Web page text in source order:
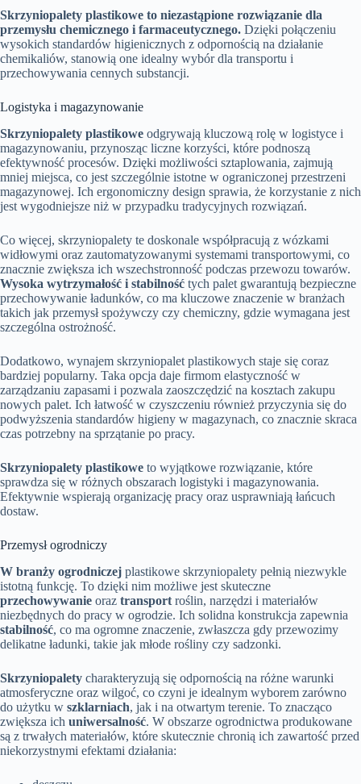
Skrzyniopalety plastikowe to niezastąpione rozwiązanie dla
przemysłu chemicznego i farmaceutycznego. Dzięki połączeniu
wysokich standardów higienicznych z odpornością na działanie
chemikaliów, stanowią one idealny wybór dla transportu i
przechowywania cennych substancji.
Logistyka i magazynowanie
Skrzyniopalety plastikowe odgrywają kluczową rolę w logistyce i
magazynowaniu, przynosząc liczne korzyści, które podnoszą
efektywność procesów. Dzięki możliwości sztaplowania, zajmują
mniej miejsca, co jest szczególnie istotne w ograniczonej przestrzeni
magazynowej. Ich ergonomiczny design sprawia, że korzystanie z nich
jest wygodniejsze niż w przypadku tradycyjnych rozwiązań.
Co więcej, skrzyniopalety te doskonale współpracują z wózkami
widłowymi oraz zautomatyzowanymi systemami transportowymi, co
znacznie zwiększa ich wszechstronność podczas przewozu towarów.
Wysoka wytrzymałość i stabilność tych palet gwarantują bezpieczne
przechowywanie ładunków, co ma kluczowe znaczenie w branżach
takich jak przemysł spożywczy czy chemiczny, gdzie wymagana jest
szczególna ostrożność.
Dodatkowo, wynajem skrzyniopalet plastikowych staje się coraz
bardziej popularny. Taka opcja daje firmom elastyczność w
zarządzaniu zapasami i pozwala zaoszczędzić na kosztach zakupu
nowych palet. Ich łatwość w czyszczeniu również przyczynia się do
podwyższenia standardów higieny w magazynach, co znacznie skraca
czas potrzebny na sprzątanie po pracy.
Skrzyniopalety plastikowe to wyjątkowe rozwiązanie, które
sprawdza się w różnych obszarach logistyki i magazynowania.
Efektywnie wspierają organizację pracy oraz usprawniają łańcuch
dostaw.
Przemysł ogrodniczy
W branży ogrodniczej plastikowe skrzyniopalety pełnią niezwykle
istotną funkcję. To dzięki nim możliwe jest skuteczne
przechowywanie oraz transport roślin, narzędzi i materiałów
niezbędnych do pracy w ogrodzie. Ich solidna konstrukcja zapewnia
stabilność, co ma ogromne znaczenie, zwłaszcza gdy przewozimy
delikatne ładunki, takie jak młode rośliny czy sadzonki.
Skrzyniopalety charakteryzują się odpornością na różne warunki
atmosferyczne oraz wilgoć, co czyni je idealnym wyborem zarówno
do użytku w szklarniach, jak i na otwartym terenie. To znacząco
zwiększa ich uniwersalność. W obszarze ogrodnictwa produkowane
są z trwałych materiałów, które skutecznie chronią ich zawartość przed
niekorzystnymi efektami działania: